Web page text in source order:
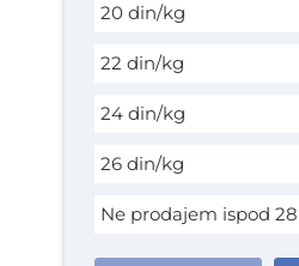
20 din/kg
22 din/kg
24 din/kg
26 din/kg
Ne prodajem ispod